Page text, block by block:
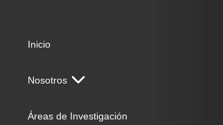
Inicio
Nosotros
Áreas de Investigación